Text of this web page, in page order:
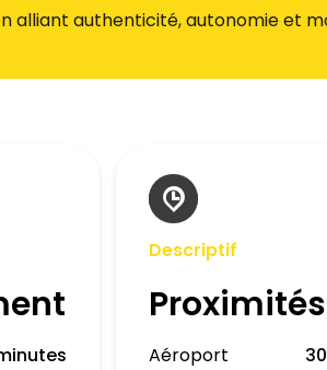
alliant authenticité, autonomie et
Descriptif
Proximités
Aéroport